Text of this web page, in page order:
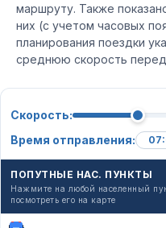
маршруту. Также
них (с учетом часовых
планирования поездки
среднюю скорость
Скорость:
Время отправления:
ПОПУТНЫЕ НАС. ПУНКТЫ
Нажмите на любой населенный
посмотреть его на карте